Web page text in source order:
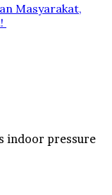
Masyarakat,
indoor pressure